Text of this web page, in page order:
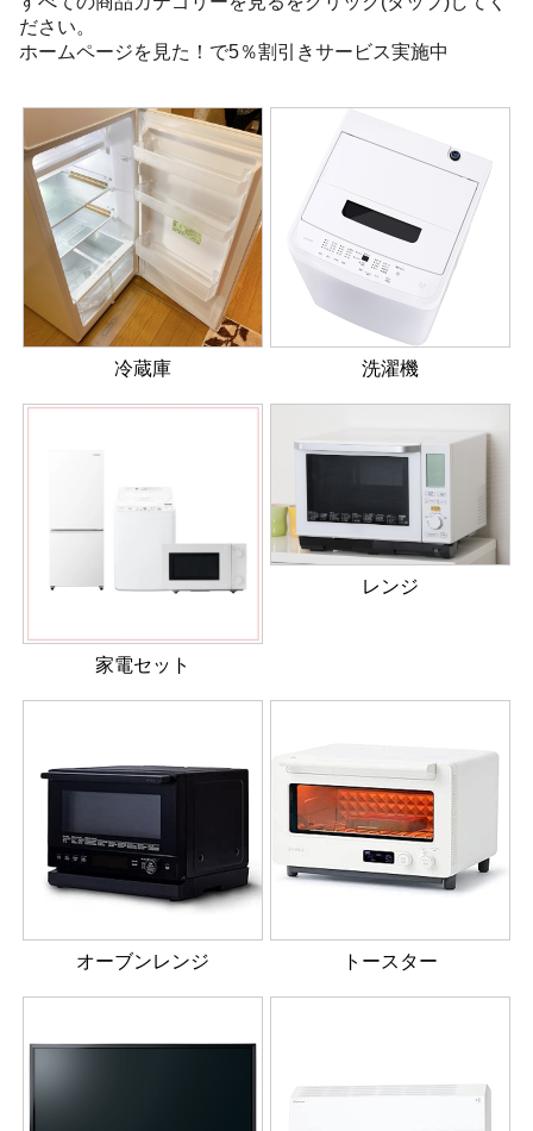
ださい。
ホームページを見た！で5％割引きサービス実施中
冷蔵庫 洗濯機
家電セット
レンジ
オーブンレンジ トースター